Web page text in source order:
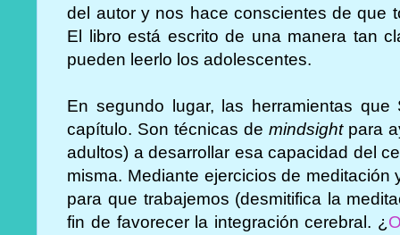
del autor y nos hace conscientes de que
El libro está escrito de una manera tan
pueden leerlo los adolescentes.
En segundo lugar, las herramientas
capítulo. Son técnicas demindsightpara
adultos) a desarrollar esa capacidad del
misma. Mediante ejercicios de meditación
para que trabajemos (desmitifica la
fin de favorecer la integración cerebral. ¿